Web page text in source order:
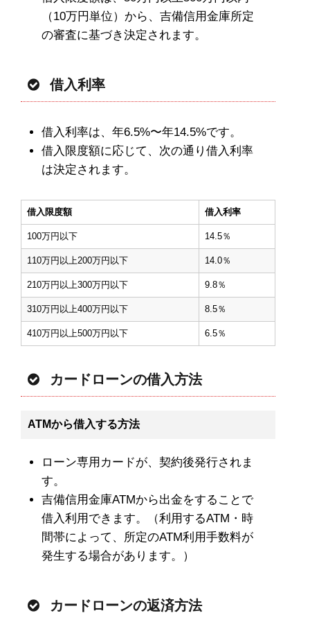
（10万円単位）から、吉備信用金庫所定
の審査に基づき決定されます。
借入利率
借入利率は、年6.5%〜年14.5%です。
借入限度額に応じて、次の通り借入利率
は決定されます。
借入限度額 借入利率
100万円以下 14.5％
110万円以上200万円以下 14.0％
210万円以上300万円以下 9.8％
310万円以上400万円以下 8.5％
410万円以上500万円以下 6.5％
カードローンの借入方法
ATMから借入する方法
ローン専用カードが、契約後発行されま
す。
吉備信用金庫ATMから出金をすることで
借入利用できます。（利用するATM・時
間帯によって、所定のATM利用手数料が
発生する場合があります。）
カードローンの返済方法